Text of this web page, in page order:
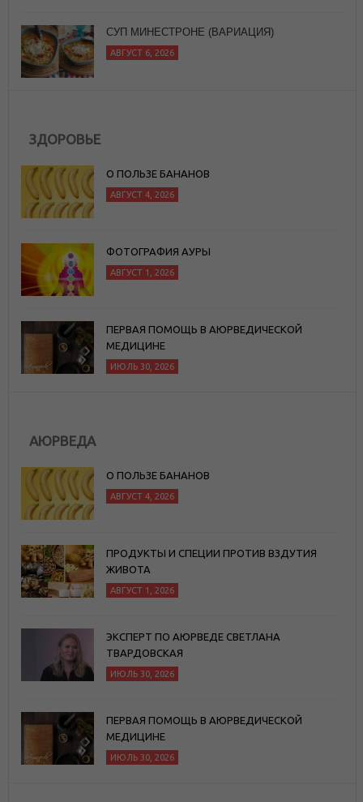
СУП МИНЕСТРОНЕ (ВАРИАЦИЯ)
АВГУСТ 6, 2026
ЗДОРОВЬЕ
О ПОЛЬЗЕ БАНАНОВ
АВГУСТ 4, 2026
ФОТОГРАФИЯ АУРЫ
АВГУСТ 1, 2026
ПЕРВАЯ ПОМОЩЬ В АЮРВЕДИЧЕСКОЙ
МЕДИЦИНЕ
ИЮЛЬ 30, 2026
АЮРВЕДА
О ПОЛЬЗЕ БАНАНОВ
АВГУСТ 4, 2026
ПРОДУКТЫ И СПЕЦИИ ПРОТИВ ВЗДУТИЯ
ЖИВОТА
АВГУСТ 1, 2026
ЭКСПЕРТ ПО АЮРВЕДЕ СВЕТЛАНА
ТВАРДОВСКАЯ
ИЮЛЬ 30, 2026
ПЕРВАЯ ПОМОЩЬ В АЮРВЕДИЧЕСКОЙ
МЕДИЦИНЕ
ИЮЛЬ 30, 2026